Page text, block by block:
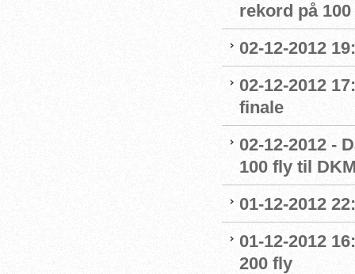
rekord på
02-12-2012
02-12-2012
finale
02-12-2012 -
100 fly til
01-12-2012
01-12-2012
200 fly